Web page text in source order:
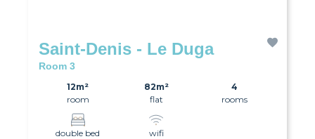
Saint-Denis - Le Duga
Room 3
12m²
room
82m²
flat
4
rooms
double bed wifi